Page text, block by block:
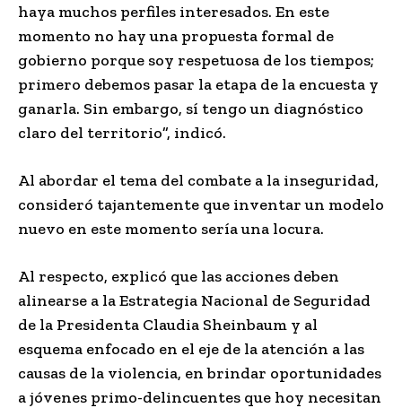
haya muchos perfiles interesados. En este
momento no hay una propuesta formal de
gobierno porque soy respetuosa de los tiempos;
primero debemos pasar la etapa de la encuesta y
ganarla. Sin embargo, sí tengo un diagnóstico
claro del territorio”, indicó.
Al abordar el tema del combate a la inseguridad,
consideró tajantemente que inventar un modelo
nuevo en este momento sería una locura.
Al respecto, explicó que las acciones deben
alinearse a la Estrategia Nacional de Seguridad
de la Presidenta Claudia Sheinbaum y al
esquema enfocado en el eje de la atención a las
causas de la violencia, en brindar oportunidades
a jóvenes primo-delincuentes que hoy necesitan